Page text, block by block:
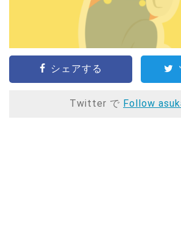
シェアする
Twitter で Follow